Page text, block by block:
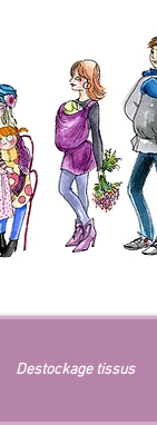
Destockage tissus